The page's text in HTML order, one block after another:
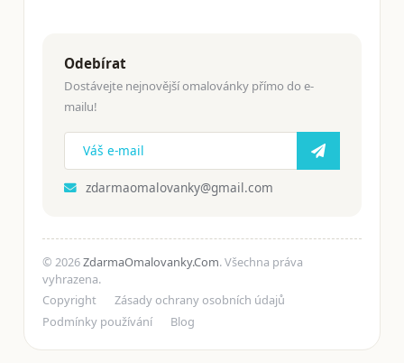
Odebírat
Dostávejte nejnovější omalovánky přímo do e-
mailu!
zdarmaomalovanky@gmail.com
© 2026ZdarmaOmalovanky.Com. Všechna práva
vyhrazena.
Copyright
Zásady ochrany osobních údajů
Podmínky používání
Blog